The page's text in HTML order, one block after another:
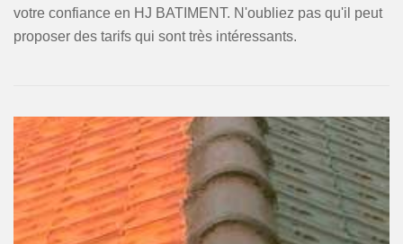
votre confiance en HJ BATIMENT. N'oubliez pas qu'il peut
proposer des tarifs qui sont très intéressants.